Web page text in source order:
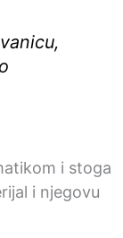
i stoga
i njegovu